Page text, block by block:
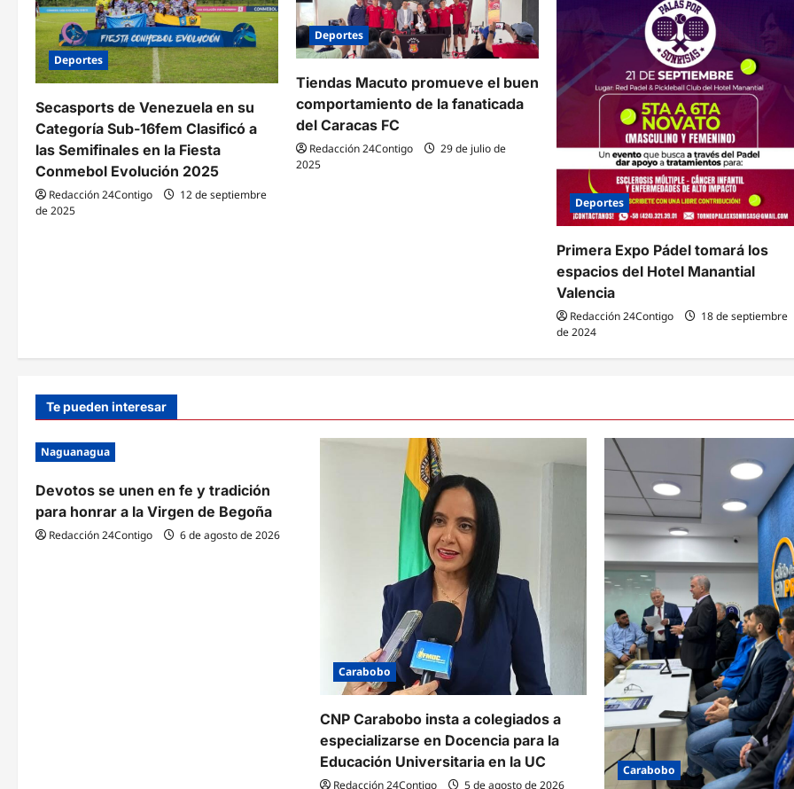
ó
n
d
e
e
n
t
s
Deportes
Secasports de Venezuela en su
Categoría Sub-16fem Clasificó a
las Semifinales en la Fiesta
Conmebol Evolución 2025
Redacción 24Contigo
12 de septiembre
de 2025
Deportes
Tiendas Macuto promueve el buen
comportamiento de la fanaticada
del Caracas FC
Redacción 24Contigo
29 de julio de
2025
Deportes
Primera Expo Pádel tomará los
espacios del Hotel Manantial
Valencia
Redacción 24Contigo
18 de septiembre
de 2024
Te pueden interesar
Naguanagua
Devotos se unen en fe y tradición
para honrar a la Virgen de Begoña
Redacción 24Contigo 6 de agosto de 2026
Carabobo
CNP Carabobo insta a colegiados a
especializarse en Docencia para la
Educación Universitaria en la UC
Redacción 24Contigo 5 de agosto de 2026
Carabobo